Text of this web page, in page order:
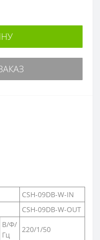
CSH-09DB-W-IN
CSH-09DB-W-OUT
В/Ф/
Гц
220/1/50